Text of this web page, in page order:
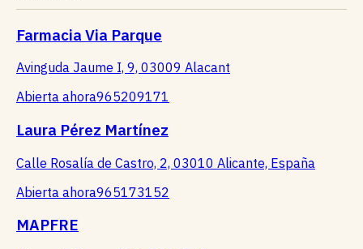
Farmacia Via Parque
Avinguda Jaume I, 9, 03009 Alacant
Abierta ahora965209171
Laura Pérez Martínez
Calle Rosalía de Castro, 2, 03010 Alicante, España
Abierta ahora965173152
MAPFRE